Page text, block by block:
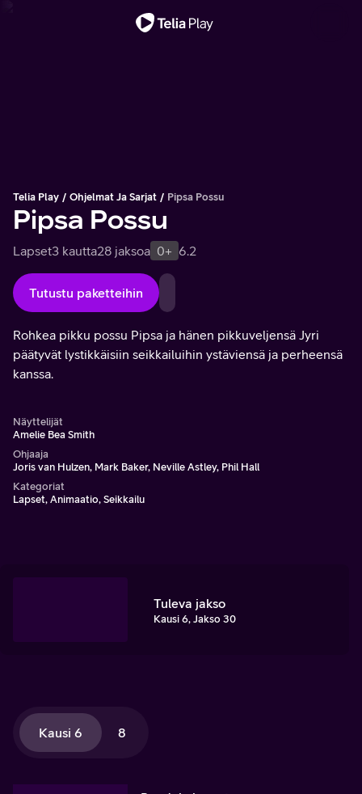
Telia Play Ohjelmat Ja Sarjat Pipsa Possu
Pipsa Possu
Lapset3 kautta28 jaksoa 0+ 6.2
Tutustu paketteihin
Rohkea pikku possu Pipsa ja hänen pikkuveljensä Jyri
päätyvät lystikkäisiin seikkailuihin ystäviensä ja perheensä
kanssa.
Näyttelijät
Amelie Bea Smith
Ohjaaja
Joris van Hulzen, Mark Baker, Neville Astley, Phil Hall
Kategoriat
Lapset, Animaatio, Seikkailu
Tuleva jakso
Kausi 6, Jakso 30
Kausi 6 8